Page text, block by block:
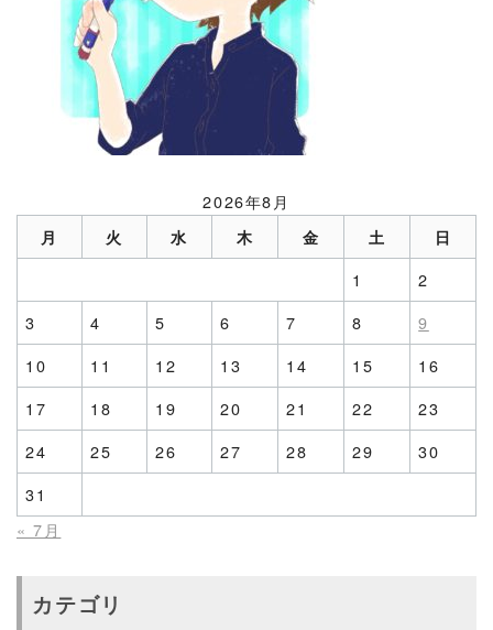
2026年8月
月 火 水 木 金 土 日
1
2
3
4 5 6 7 8
9
10
11 12 13 14 15
16
17
18 19 20 21 22
23
24
25 26 27 28 29
30
31
« 7月
カテゴリ